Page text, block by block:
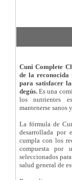
Cuni Complete
de la reconocida
para satisfacer
degús. Es una
los nutrientes
mantenerse sanos
La fórmula de
desarrollada por
cumpla con los
compuesta por
seleccionados
salud general de